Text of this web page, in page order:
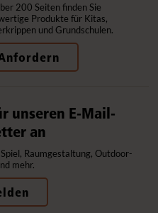
200 Seiten finden Sie
Produkte für Kitas,
und Grundschulen.
unseren E-Mail-
an
Raumgestaltung, Outdoor-
mehr.